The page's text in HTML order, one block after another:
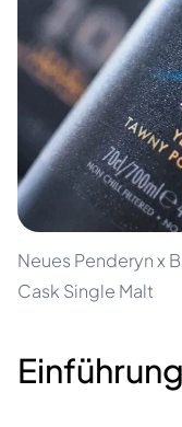
Neues Penderyn x
Cask Single Malt